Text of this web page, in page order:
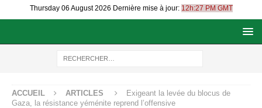
Thursday 06 August 2026 Dernière mise à jour: 12h:27 PM GMT
ACCUEIL ARTICLES
Exigeant la levée du blocus de
Gaza, la résistance yéménite reprend l’offensive